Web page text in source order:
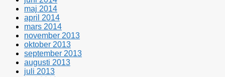
maj 2014
april 2014
mars 2014
november 2013
oktober 2013
september 2013
augusti 2013
juli 2013